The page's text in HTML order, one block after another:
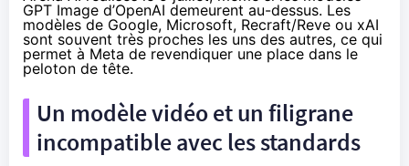
GPT Image d’OpenAI demeurent au-dessus. Les
modèles de Google, Microsoft, Recraft/Reve ou xAI
sont souvent très proches les uns des autres, ce qui
permet à Meta de revendiquer une place dans le
peloton de tête.
Un modèle vidéo et un filigrane
incompatible avec les standards